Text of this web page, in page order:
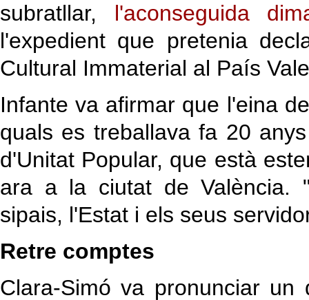
subratllar, l'aconseguida
l'expedient que pretenia
Cultural Immaterial al País
Infante va afirmar que l'eina
quals es treballava fa 20
d'Unitat Popular, que està
ara a la ciutat de València.
sipais, l'Estat i els seus
Retre comptes
Clara-Simó va pronunciar un